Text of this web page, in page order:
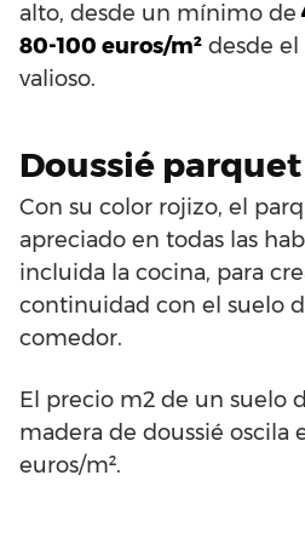
alto, desde un mínimo de
80-100 euros/m² desde el
valioso.
Doussié parquet
Con su color rojizo, el
apreciado en todas las
incluida la cocina, para
continuidad con el suelo
comedor.
El precio m2 de un suelo
madera de doussié oscila
euros/m².